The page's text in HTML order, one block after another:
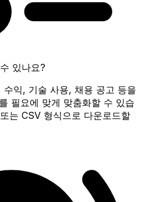
있나요?
익, 기술 사용, 채용 공고 등을
필요에 맞게 맞춤화할 수 있습
는 CSV 형식으로 다운로드할